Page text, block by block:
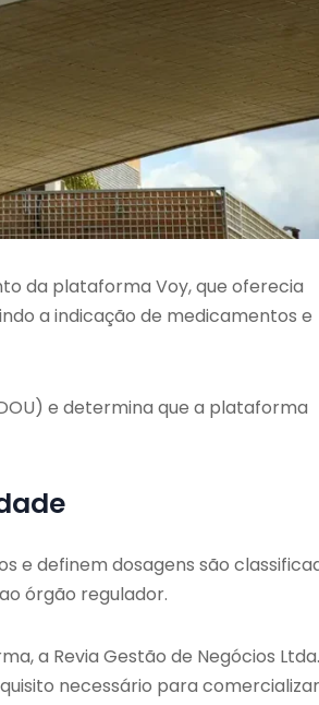
da plataforma Voy, que oferecia
a indicação de medicamentos e
e determina que a plataforma
e definem dosagens são
órgão regulador.
a Revia Gestão de Negócios
necessário para comercializar